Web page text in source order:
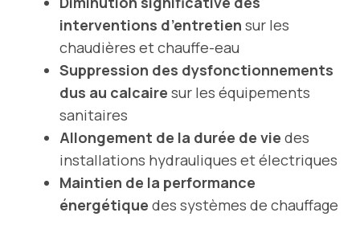
interventions d’entretien sur les
chaudières et chauffe-eau
Suppression des dysfonctionnements
dus au calcaire sur les équipements
sanitaires
Allongement de la durée de vie des
installations hydrauliques et électriques
Maintien de la performance
énergétique des systèmes de chauffage